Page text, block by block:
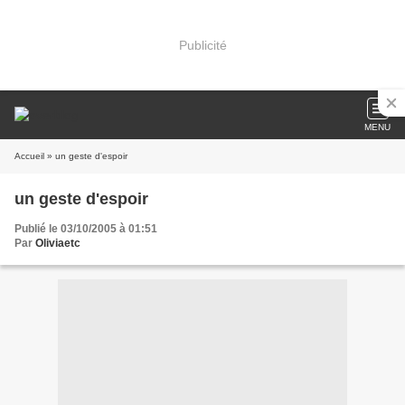
Publicité
MENU
Accueil » un geste d'espoir
un geste d'espoir
Publié le 03/10/2005 à 01:51
Par Oliviaetc